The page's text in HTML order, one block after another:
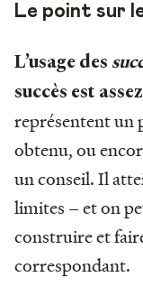
Le point sur
L’usage des
succès est
représentent un
obtenu, ou
un conseil. Il
limites – et on
construire et
correspondant.